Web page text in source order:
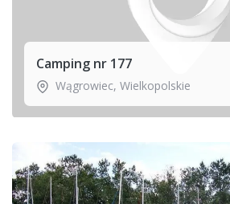
Camping nr 177
Wągrowiec, Wielkopolskie